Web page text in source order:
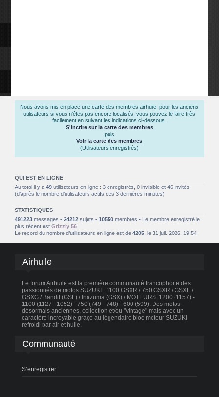
Nous avons mis en place une carte des membres airhuile, pour les anciens
utilisateurs si vous n'êtes pas encore localisés, vous pouvez le faire très
facilement en suivant les indications ci-dessous.
S'incrire sur la carte des membres
puis
Voir la carte des membres
(Utilisateurs enregistrés)
QUI EST EN LIGNE
Au total il y a49 utilisateurs en ligne : 3 enregistrés, 0 invisible et 46 invités
(d’après le nombre d’utilisateurs actifs ces 3 dernières minutes)
STATISTIQUES
491223 messages •24212 sujets •10550 membres • Le membre enregistré le
plus récent estGrizzly 56
Le record du nombre d’utilisateurs en ligne est de4205 , le 31 juil. 2026, 19:54
Airhuile
Le forum Airhuile est la première communauté francophone des
passionnés de motos SUZUKI : 1100 GSXR / 750 GSXR / GSXF /
GSXG / Bandit (GSF) / Inazuma (GSX) / MOTEURS: 1200 (1157) -
1100 (1127 - 1052) - 750 (749 - 748) - 600 (599). Des motos
désormais anciennes, collection et/ou "vintage" mais avec un
caractère incroyable graçe au légendaire bloc moteur SUZUKI
refroidi par air et huile.
Communauté
S’enregistrer